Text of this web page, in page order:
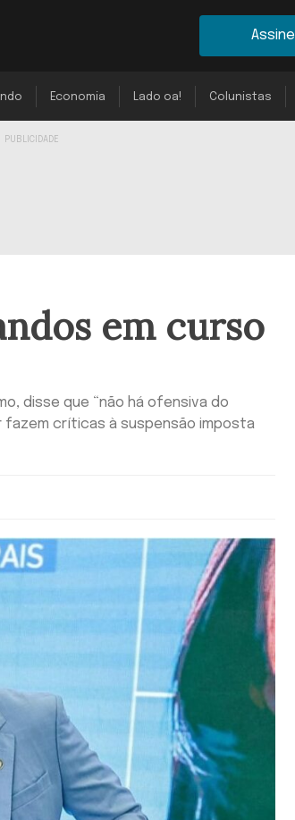
Assine
Economia Lado oa! Colunistas
em curso
disse que “não há ofensiva do
críticas à suspensão imposta